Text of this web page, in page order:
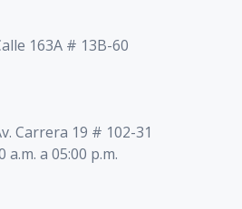
163A # 13B-60
Carrera 19 # 102-31
a.m. a 05:00 p.m.